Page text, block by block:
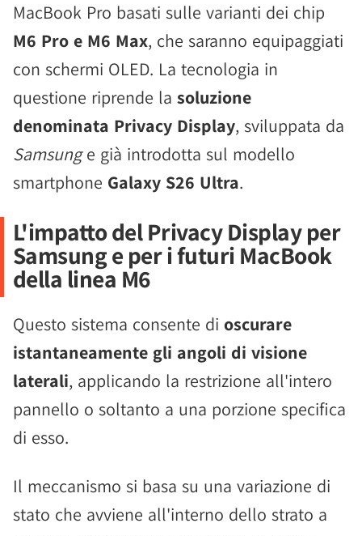
MacBook Pro basati sulle varianti dei chip
M6 Pro e M6 Max, che saranno equipaggiati
con schermi OLED. La tecnologia in
questione riprende la soluzione
denominata Privacy Display, sviluppata da
Samsunge già introdotta sul modello
smartphone Galaxy S26 Ultra.
L'impatto del Privacy Display per
Samsung e per i futuri MacBook
della linea M6
Questo sistema consente di oscurare
istantaneamente gli angoli di visione
laterali, applicando la restrizione all'intero
pannello o soltanto a una porzione specifica
di esso.
Il meccanismo si basa su una variazione di
stato che avviene all'interno dello strato a